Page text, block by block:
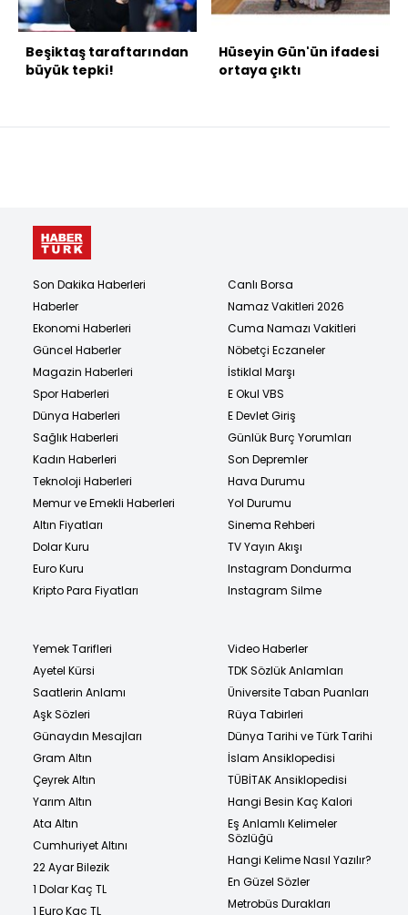
Beşiktaş taraftarından
büyük tepki!
Hüseyin Gün'ün ifadesi
ortaya çıktı
Son Dakika Haberleri
Haberler
Ekonomi Haberleri
Güncel Haberler
Magazin Haberleri
Spor Haberleri
Dünya Haberleri
Sağlık Haberleri
Kadın Haberleri
Teknoloji Haberleri
Memur ve Emekli Haberleri
Altın Fiyatları
Dolar Kuru
Euro Kuru
Kripto Para Fiyatları
Canlı Borsa
Namaz Vakitleri 2026
Cuma Namazı Vakitleri
Nöbetçi Eczaneler
İstiklal Marşı
E Okul VBS
E Devlet Giriş
Günlük Burç Yorumları
Son Depremler
Hava Durumu
Yol Durumu
Sinema Rehberi
TV Yayın Akışı
Instagram Dondurma
Instagram Silme
Yemek Tarifleri
Ayetel Kürsi
Saatlerin Anlamı
Aşk Sözleri
Günaydın Mesajları
Gram Altın
Çeyrek Altın
Yarım Altın
Ata Altın
Cumhuriyet Altını
22 Ayar Bilezik
1 Dolar Kaç TL
1 Euro Kaç TL
Video Haberler
TDK Sözlük Anlamları
Üniversite Taban Puanları
Rüya Tabirleri
Dünya Tarihi ve Türk Tarihi
İslam Ansiklopedisi
TÜBİTAK Ansiklopedisi
Hangi Besin Kaç Kalori
Eş Anlamlı Kelimeler
Sözlüğü
Hangi Kelime Nasıl Yazılır?
En Güzel Sözler
Metrobüs Durakları